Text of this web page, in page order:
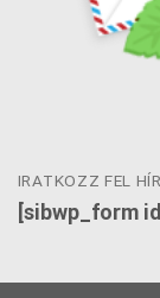
IRATKOZZ FEL
[sibwp_form